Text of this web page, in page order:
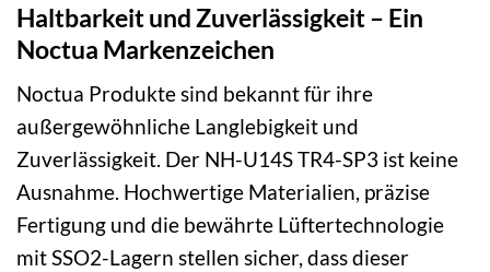
Haltbarkeit und Zuverlässigkeit – Ein
Noctua Markenzeichen
Noctua Produkte sind bekannt für ihre
außergewöhnliche Langlebigkeit und
Zuverlässigkeit. Der NH-U14S TR4-SP3 ist keine
Ausnahme. Hochwertige Materialien, präzise
Fertigung und die bewährte Lüftertechnologie
mit SSO2-Lagern stellen sicher, dass dieser